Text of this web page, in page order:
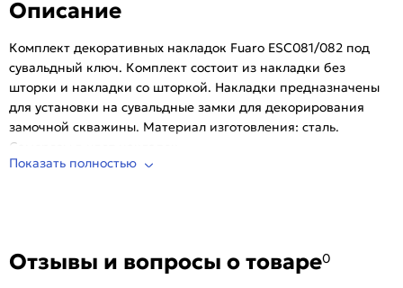
Количество шт. в упаковке:
Описание
Комплект декоративных накладок Fuaro ESC081/082 под
сувальдный ключ. Комплект состоит из накладки без
шторки и накладки со шторкой. Накладки предназначены
для установки на сувальдные замки для декорирования
замочной скважины. Материал изготовления: сталь.
Саморезы в цвет накладок.
Показать полностью
Отзывы и вопросы о товаре0